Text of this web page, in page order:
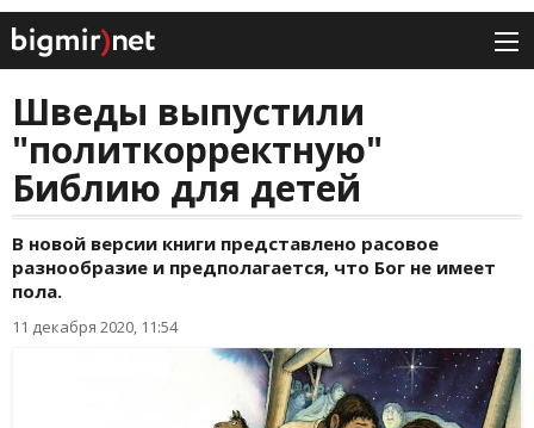
Шведы выпустили
"политкорректную"
Библию для детей
В новой версии книги представлено расовое
разнообразие и предполагается, что Бог не имеет
пола.
11 декабря 2020, 11:54